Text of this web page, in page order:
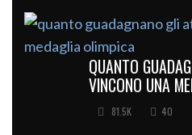
QUANTO
VINCONO UNA
81.5K 40